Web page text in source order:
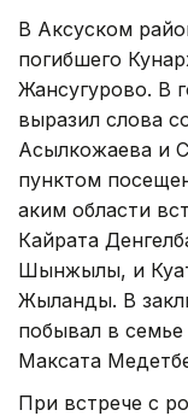
В Аксуском
погибшего
Жансугурово. В
выразил слова
Асылкожаева и
пунктом
аким области
Кайрата
Шынжылы, и
Жыланды. В
побывал в
Максата
При встрече с